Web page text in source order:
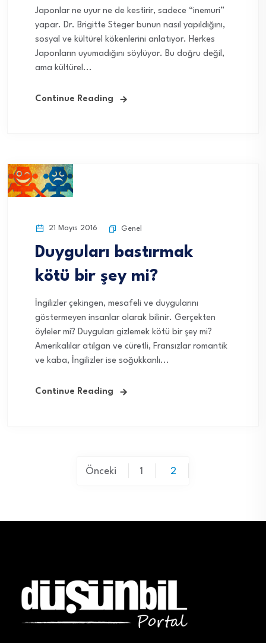
Japonlar ne uyur ne de kestirir, sadece “inemuri”
yapar. Dr. Brigitte Steger bunun nasıl yapıldığını,
sosyal ve kültürel kökenlerini anlatıyor. Herkes
Japonların uyumadığını söylüyor. Bu doğru değil,
ama kültürel...
Continue Reading
21 Mayıs 2016 Genel
Duyguları bastırmak
kötü bir şey mi?
İngilizler çekingen, mesafeli ve duygularını
göstermeyen insanlar olarak bilinir. Gerçekten
öyleler mi? Duyguları gizlemek kötü bir şey mi?
Amerikalılar atılgan ve cüretli, Fransızlar romantik
ve kaba, İngilizler ise soğukkanlı...
Continue Reading
Önceki 1 2